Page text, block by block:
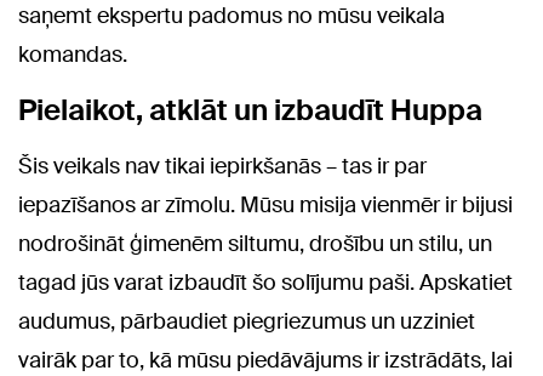
saņemt ekspertu padomus no mūsu veikala
komandas.
Pielaikot, atklāt un izbaudīt Huppa
Šis veikals nav tikai iepirkšanās – tas ir par
iepazīšanos ar zīmolu. Mūsu misija vienmēr ir bijusi
nodrošināt ģimenēm siltumu, drošību un stilu, un
tagad jūs varat izbaudīt šo solījumu paši. Apskatiet
audumus, pārbaudiet piegriezumus un uzziniet
vairāk par to, kā mūsu piedāvājums ir izstrādāts, lai